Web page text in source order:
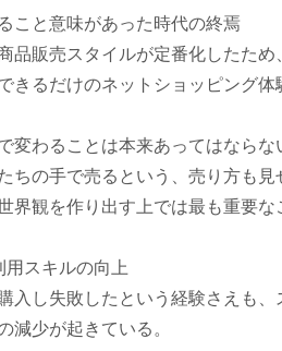
こと意味があった時代の終焉
品販売スタイルが定番化したた
きるだけのネットショッピング体
変わることは本来あってはならな
ちの手で売るという、売り方も
界観を作り出す上では最も重要な
用スキルの向上
入し失敗したという経験さえも
減少が起きている。